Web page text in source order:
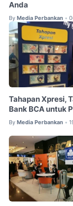
Anda
By Media Perbankan •
Tahapan Xpresi,
Bank BCA untuk
By Media Perbankan •